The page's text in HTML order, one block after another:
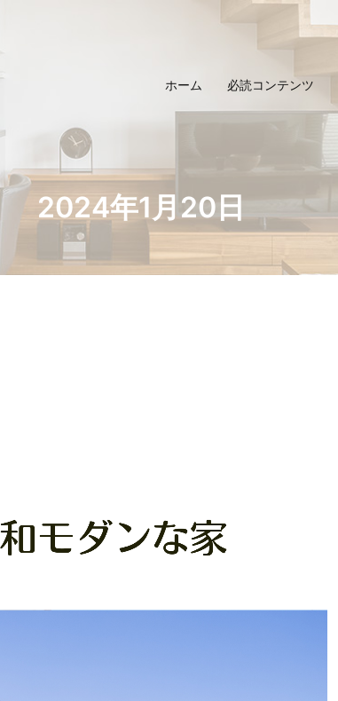
2024年1月20日
ホーム 必読コンテンツ